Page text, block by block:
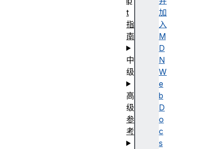
加
入
M
D
N
W
e
b
D
o
c
s
t
指
南
中
级
高
级
参
考